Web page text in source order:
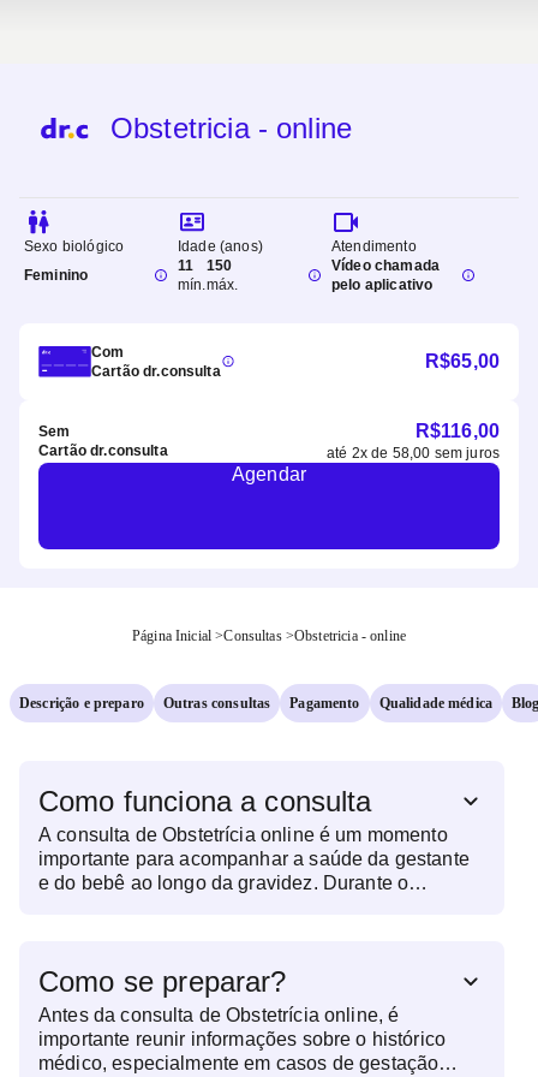
Obstetricia - online
Sexo biológico
Feminino
Idade (anos)
11
mín.
150
máx.
Atendimento
Vídeo chamada
pelo aplicativo
Com
Cartão dr.consulta
R$65,00
Sem
Cartão dr.consulta
R$116,00
até 2x de 58,00 sem juros
Agendar
Página Inicial >Consultas >Obstetricia - online
Descrição e preparo Outras consultas Pagamento Qualidade médica
Como funciona a consulta
A consulta de Obstetrícia online é um momento
importante para acompanhar a saúde da gestante
e do bebê ao longo da gravidez. Durante o
da gestação, esclarece dúvidas e propõe os
próximos passos do pré-natal. Em uma consulta de
Obstetrícia online, também é possível discutir
exames anteriores, ajustar medicações e receber
Como se preparar?
Antes da consulta de Obstetrícia online, é
importante reunir informações sobre o histórico
médico, especialmente em casos de gestação